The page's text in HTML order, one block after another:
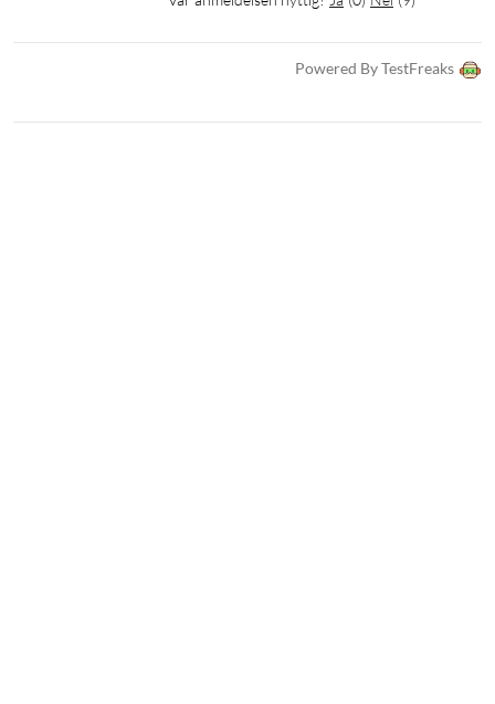
Powered By TestFreaks